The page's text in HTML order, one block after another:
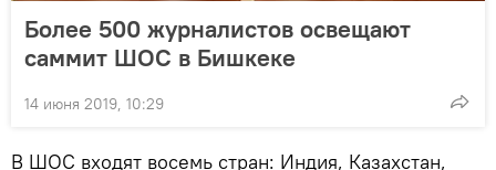
Более 500 журналистов освещают
саммит ШОС в Бишкеке
14 июня 2019, 10:29
В ШОС входят восемь стран: Индия, Казахстан,